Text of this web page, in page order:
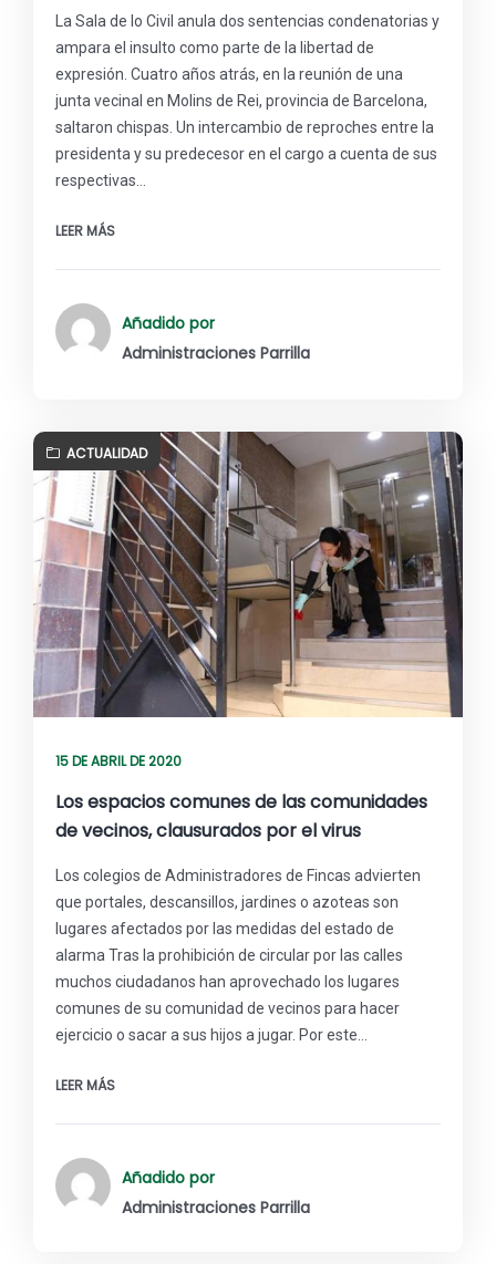
La Sala de lo Civil anula dos sentencias condenatorias y
ampara el insulto como parte de la libertad de
expresión. Cuatro años atrás, en la reunión de una
junta vecinal en Molins de Rei, provincia de Barcelona,
saltaron chispas. Un intercambio de reproches entre la
presidenta y su predecesor en el cargo a cuenta de sus
respectivas…
LEER MÁS
Añadido por
Administraciones Parrilla
ACTUALIDAD
15 DE ABRIL DE 2020
Los espacios comunes de las comunidades
de vecinos, clausurados por el virus
Los colegios de Administradores de Fincas advierten
que portales, descansillos, jardines o azoteas son
lugares afectados por las medidas del estado de
alarma Tras la prohibición de circular por las calles
muchos ciudadanos han aprovechado los lugares
comunes de su comunidad de vecinos para hacer
ejercicio o sacar a sus hijos a jugar. Por este…
LEER MÁS
Añadido por
Administraciones Parrilla